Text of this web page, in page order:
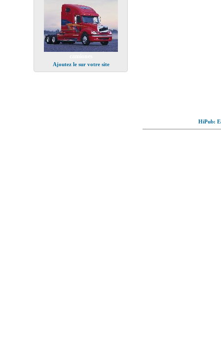
Ajoutez le sur votre site
HiPub: